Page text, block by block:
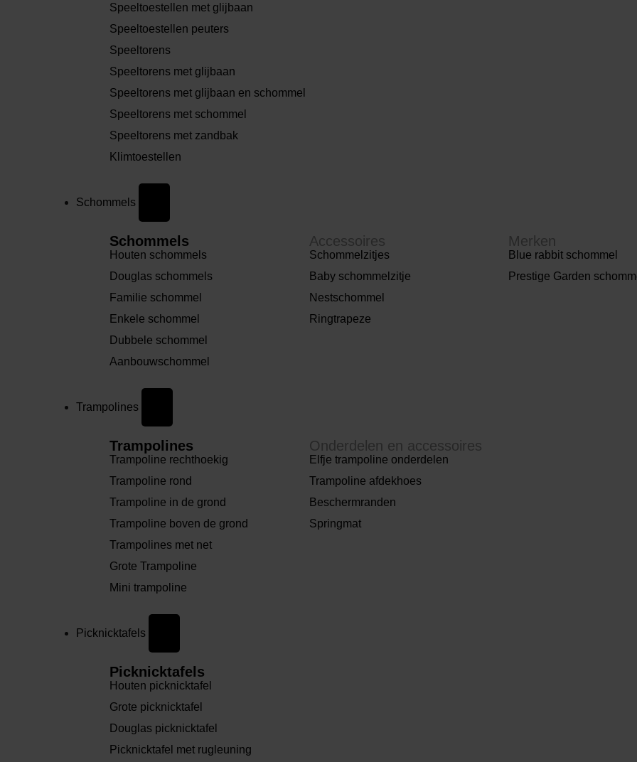
Speeltoestellen met glijbaan
Speeltoestellen peuters
Speeltorens
Speeltorens met glijbaan
Speeltorens met glijbaan en schommel
Speeltorens met schommel
Speeltorens met zandbak
Klimtoestellen
Schommels
Schommels
Houten schommels
Douglas schommels
Familie schommel
Enkele schommel
Dubbele schommel
Aanbouwschommel
Accessoires
Schommelzitjes
Baby schommelzitje
Nestschommel
Ringtrapeze
Merken
Blue rabbit schommel
Prestige Garden
Trampolines
Trampolines
Trampoline rechthoekig
Trampoline rond
Trampoline in de grond
Trampoline boven de grond
Trampolines met net
Grote Trampoline
Mini trampoline
Onderdelen en accessoires
Elfje trampoline onderdelen
Trampoline afdekhoes
Beschermranden
Springmat
Picknicktafels
Picknicktafels
Houten picknicktafel
Grote picknicktafel
Douglas picknicktafel
Picknicktafel met rugleuning